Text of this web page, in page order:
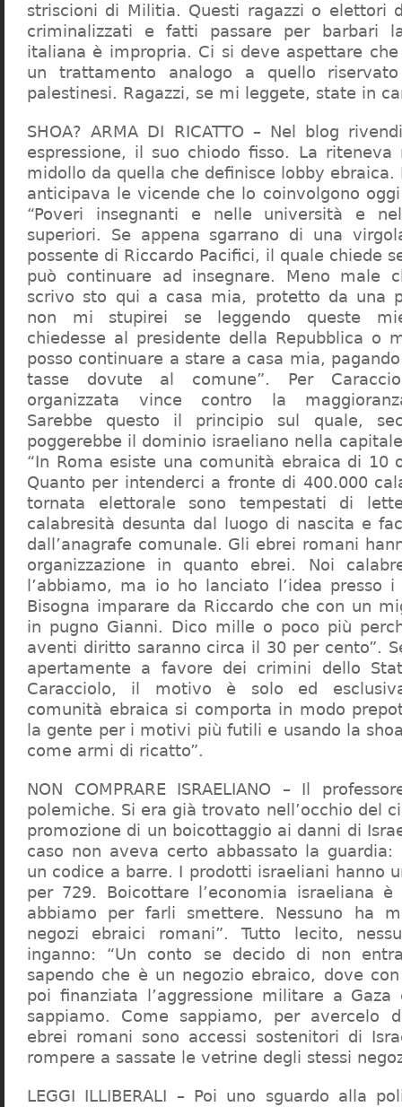
striscioni di Militia. Questi ragazzi o elettori
criminalizzati e fatti passare per barbari
italiana è impropria. Ci si deve aspettare
un trattamento analogo a quello
palestinesi. Ragazzi, se mi leggete, state in
SHOA? ARMA DI RICATTO – Nel blog
espressione, il suo chiodo fisso. La
midollo da quella che definisce lobby ebraica.
anticipava le vicende che lo coinvolgono
“Poveri insegnanti e nelle università e
superiori. Se appena sgarrano di una
possente di Riccardo Pacifici, il quale chiede
può continuare ad insegnare. Meno male
scrivo sto qui a casa mia, protetto da una
non mi stupirei se leggendo queste
chiedesse al presidente della Repubblica o
posso continuare a stare a casa mia,
tasse dovute al comune”. Per
organizzata vince contro la
Sarebbe questo il principio sul quale,
poggerebbe il dominio israeliano nella
“In Roma esiste una comunità ebraica di 10
Quanto per intenderci a fronte di 400.000
tornata elettorale sono tempestati di
calabresità desunta dal luogo di nascita e
dall’anagrafe comunale. Gli ebrei romani
organizzazione in quanto ebrei. Noi
l’abbiamo, ma io ho lanciato l’idea presso
Bisogna imparare da Riccardo che con un
in pugno Gianni. Dico mille o poco più
aventi diritto saranno circa il 30 per cento”.
apertamente a favore dei crimini dello
Caracciolo, il motivo è solo ed
comunità ebraica si comporta in modo
la gente per i motivi più futili e usando la
come armi di ricatto”.
NON COMPRARE ISRAELIANO – Il
polemiche. Si era già trovato nell’occhio del
promozione di un boicottaggio ai danni di
caso non aveva certo abbassato la guardia:
un codice a barre. I prodotti israeliani hanno
per 729. Boicottare l’economia israeliana è
abbiamo per farli smettere. Nessuno ha
negozi ebraici romani”. Tutto lecito,
inganno: “Un conto se decido di non
sapendo che è un negozio ebraico, dove
poi finanziata l’aggressione militare a
sappiamo. Come sappiamo, per avercelo
ebrei romani sono accessi sostenitori di
rompere a sassate le vetrine degli stessi
LEGGI ILLIBERALI – Poi uno sguardo alla